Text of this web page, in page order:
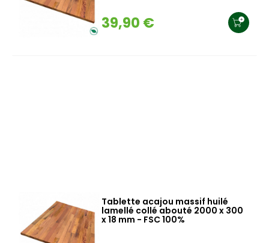
39,90 €
Tablette acajou massif huilé
lamellé collé abouté 2000 x 300
x 18 mm - FSC 100%